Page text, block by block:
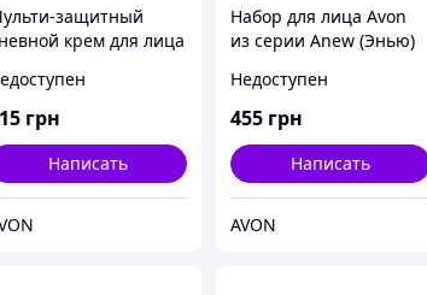
защитный
крем для лица
SPF
Avon, Эйвон, Ейвон
грн
Написать
Набор для лица Avon
из серии Anew (Энью)
возраста 35+, Avon,
Эйвон, Ейвон,
Недоступен
455 грн
Написать
AVON